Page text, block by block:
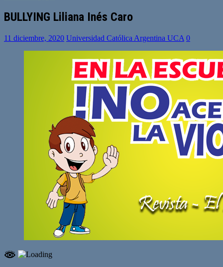
BULLYING Liliana Inés Caro
11 diciembre, 2020 Universidad Católica Argentina UCA 0